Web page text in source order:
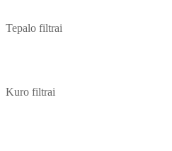
Tepalo filtrai
Kuro filtrai